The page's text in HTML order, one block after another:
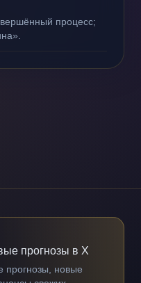
процесс;
прогнозы в X
прогнозы, новые